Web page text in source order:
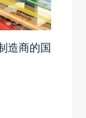
造商的国